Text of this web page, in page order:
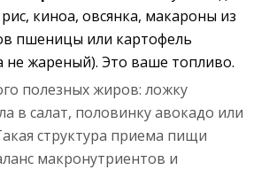
киноа, овсянка, макароны из
пшеницы или картофель
не жареный). Это ваше топливо.
полезных жиров: ложку
в салат, половинку авокадо или
структура приема пищи
макронутриентов и